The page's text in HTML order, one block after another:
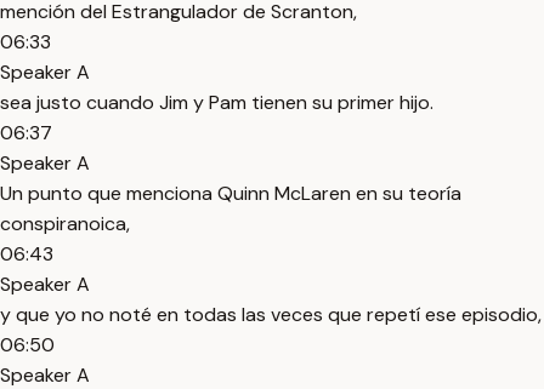
mención del Estrangulador de Scranton,
06:33
Speaker A
sea justo cuando Jim y Pam tienen su primer hijo.
06:37
Speaker A
Un punto que menciona Quinn McLaren en su teoría
conspiranoica,
06:43
Speaker A
y que yo no noté en todas las veces que repetí ese episodio,
06:50
Speaker A